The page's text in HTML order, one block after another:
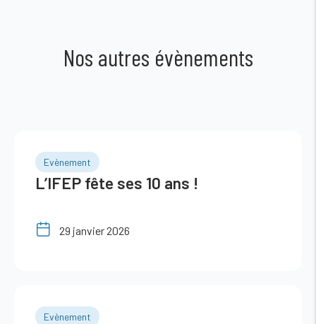
Nos autres évènements
Evènement
L’IFEP fête ses 10 ans !
29 janvier 2026
Evènement